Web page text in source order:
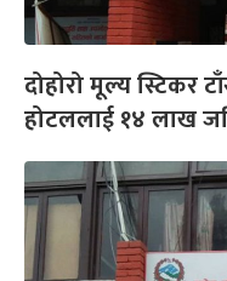
दोहोरो मूल्य स्टिकर
होटललाई १४ लाख